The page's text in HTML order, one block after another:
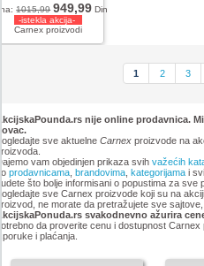
1015,99 949,99 Din
-istekla akcija-
Carnex proizvodi
1 2 3
nije online prodavnica.
sve aktuelne Carnexproizvode na
vam objedinjen prikaza svih važećih
prodavnicama, brandovima, kategorijamai
što bolje informisani o popustima za sve
sve Carnex proizvode koji su na
ne morate da pretražujete sve
svakodnevno ažurira
da proverite cenu i dostupnost
i plaćanja.